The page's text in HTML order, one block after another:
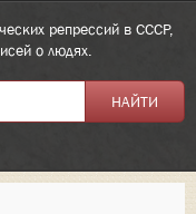
репрессий в СССР,
о людях.